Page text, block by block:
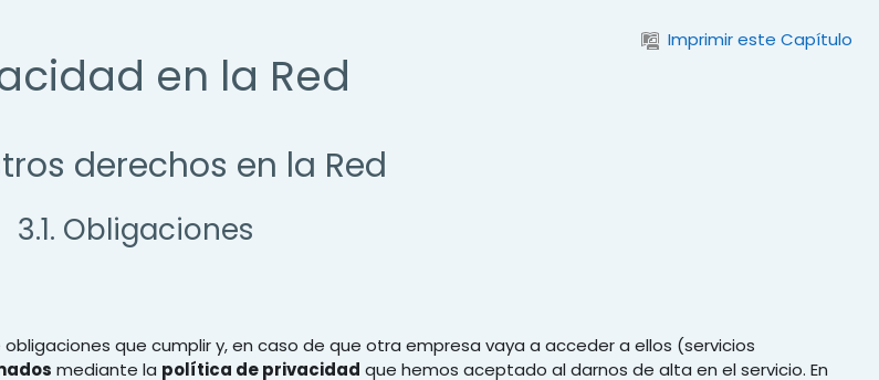
Imprimir este Capítulo
en la Red
derechos en la Red
3.1. Obligaciones
que cumplir y, en caso de que otra empresa vaya a acceder a ellos (servicios
mediante la política de privacidad que hemos aceptado al darnos de alta en el servicio. En